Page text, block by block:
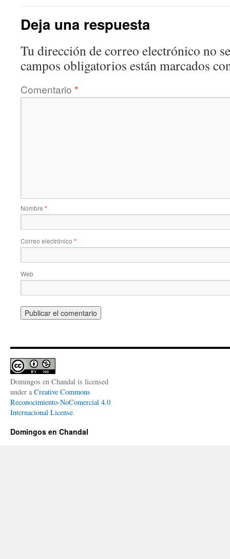
Deja una respuesta
Tu dirección de correo electrónico no
campos obligatorios están marcados
Comentario *
Nombre *
Correo electrónico *
Web
Domingos en Chandal is licensed
under a Creative Commons
Reconocimiento-NoComercial 4.0
Internacional License.
Domingos en Chandal